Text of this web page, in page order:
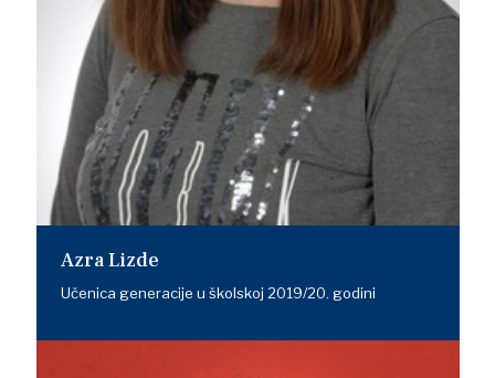
Azra Lizde
Učenica generacije u školskoj 2019/20. godini